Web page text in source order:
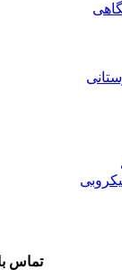
تماس با ما: